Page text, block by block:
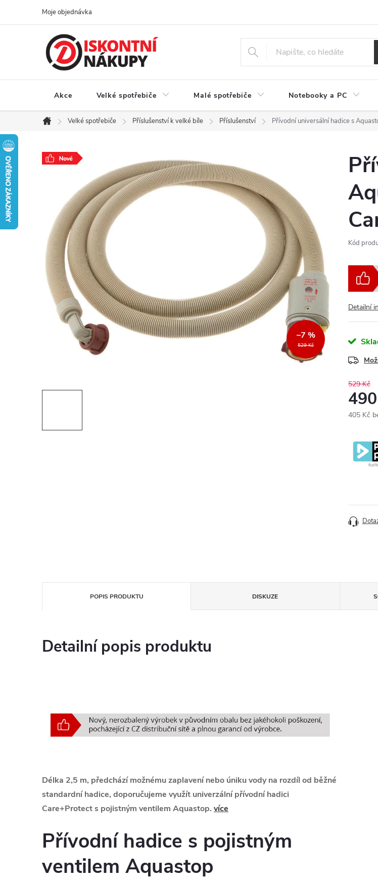
Moje objednávka
Akce Velké spotřebiče Malé spotřebiče Notebooky a PC
Domů
Velké spotřebiče Příslušenství k velké bíle Příslušenství Přívodní universální hadice s
529 Kč
–7 %
Kód
Detailní
529 Kč
405 Kč
POPIS PRODUKTU DISKUZE
Detailní popis produktu
Délka 2,5 m, předchází možnému zaplavení nebo úniku vody na rozdíl od běžné
standardní hadice, doporučujeme využít univerzální přívodní hadici
Care+Protect s pojistným ventilem Aquastop. více
Přívodní hadice s pojistným
ventilem Aquastop